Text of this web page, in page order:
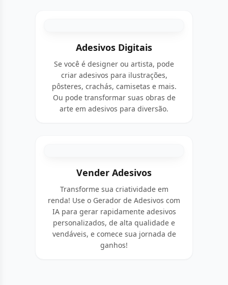
Adesivos Digitais
Se você é designer ou artista, pode
criar adesivos para ilustrações,
pôsteres, crachás, camisetas e mais.
Ou pode transformar suas obras de
arte em adesivos para diversão.
Vender Adesivos
Transforme sua criatividade em
renda! Use o Gerador de Adesivos com
IA para gerar rapidamente adesivos
personalizados, de alta qualidade e
vendáveis, e comece sua jornada de
ganhos!